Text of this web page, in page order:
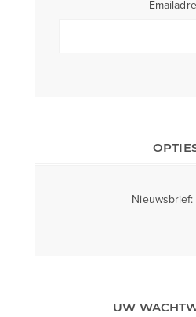
Nieuwsbrief:
UW